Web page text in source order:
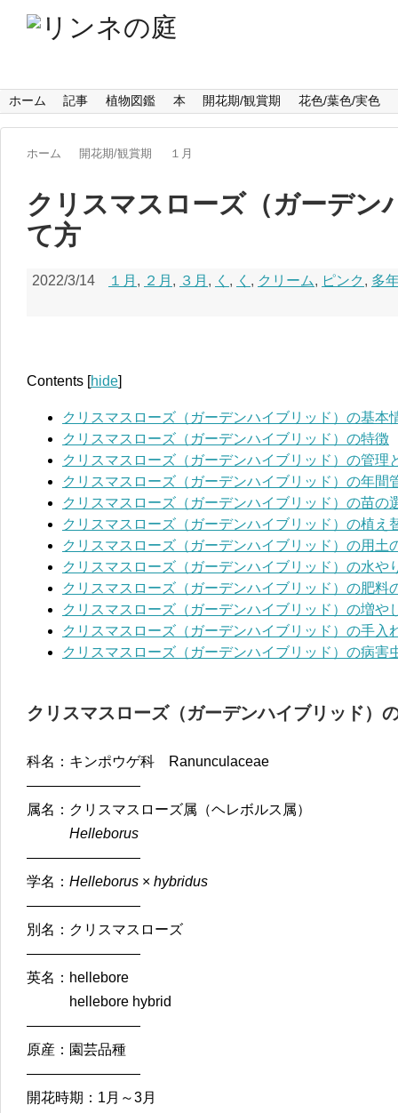
ホーム 記事 植物図鑑 本 開花期/観賞期 花色/葉色/実色
ホーム 開花期/観賞期 １月
クリスマスローズ（ガーデン
て方
2022/3/14 １月 , ２月 , ３月 , く , く , クリーム, ピンク , 多
Contents [hide]
クリスマスローズ（ガーデンハイブリッド）の基本
クリスマスローズ（ガーデンハイブリッド）の特徴
クリスマスローズ（ガーデンハイブリッド）の管理
クリスマスローズ（ガーデンハイブリッド）の年間
クリスマスローズ（ガーデンハイブリッド）の苗の
クリスマスローズ（ガーデンハイブリッド）の植え
クリスマスローズ（ガーデンハイブリッド）の用土
クリスマスローズ（ガーデンハイブリッド）の水や
クリスマスローズ（ガーデンハイブリッド）の肥料
クリスマスローズ（ガーデンハイブリッド）の増や
クリスマスローズ（ガーデンハイブリッド）の手入
クリスマスローズ（ガーデンハイブリッド）の病害
クリスマスローズ（ガーデンハイブリッド）
科名：キンポウゲ科 Ranunculaceae
————————
属名：クリスマスローズ属（ヘレボルス属）
Helleborus
————————
学名： Helleborus × hybridus
————————
別名：クリスマスローズ
————————
英名：hellebore
hellebore hybrid
————————
原産：園芸品種
————————
開花時期：1月～3月